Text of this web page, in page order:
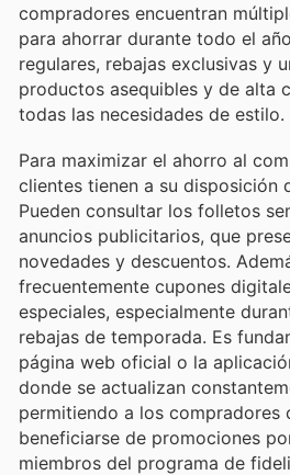
compradores encuentran
para ahorrar durante todo el
regulares, rebajas exclusivas y
productos asequibles y de alta
todas las necesidades de estilo.
Para maximizar el ahorro al
clientes tienen a su disposición
Pueden consultar los folletos
anuncios publicitarios, que
novedades y descuentos.
frecuentemente cupones
especiales, especialmente
rebajas de temporada. Es
página web oficial o la
donde se actualizan
permitiendo a los compradores
beneficiarse de promociones
miembros del programa de